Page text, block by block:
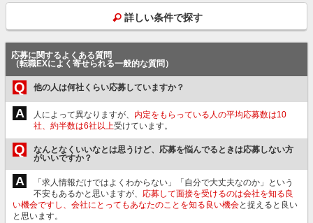
詳しい条件で探す
応募に関するよくある質問
（転職EXによく寄せられる一般的な質問）
Q 他の人は何社くらい応募していますか？
A 人によって異なりますが、 内定をもらっている人の平均応募数は10
社、約半数は6社以上受けています。
Q
なんとなくいいなとは思うけど、応募を悩んでるときは応募しない方
がいいですか？
A
「求人情報だけではよくわからない」「自分で大丈夫なのか」という
不安もあるかと思いますが、 応募して面接を受けるのは会社を知る良
い機会ですし、会社にとってもあなたのことを知る良い機会と捉えると良い
と思います。